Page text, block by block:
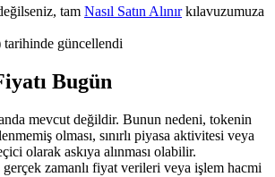
tam Nasıl Satın Alınırkılavuzumuza
güncellendi
Bugün
mevcut değildir. Bunun nedeni, tokenin
olması, sınırlı piyasa aktivitesi veya
olarak askıya alınması olabilir.
gerçek zamanlı fiyat verileri veya işlem hacmi